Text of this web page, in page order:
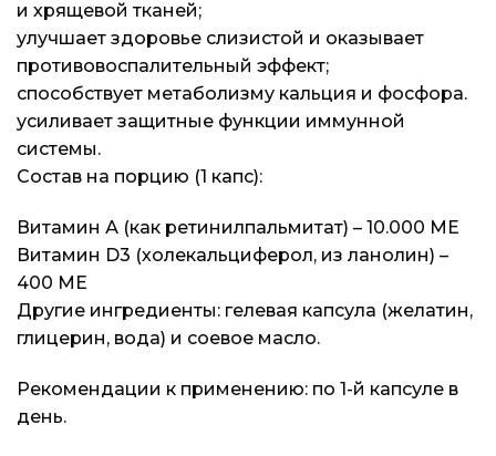
и хрящевой тканей;
улучшает здоровье слизистой и оказывает
противовоспалительный эффект;
способствует метаболизму кальция и фосфора.
усиливает защитные функции иммунной
системы.
Состав на порцию (1 капс):
Витамин А (как ретинилпальмитат) – 10.000 ME
Витамин D3 (холекальциферол, из ланолин) –
400 ME
Другие ингредиенты: гелевая капсула (желатин,
глицерин, вода) и соевое масло.
Рекомендации к применению: по 1-й капсуле в
день.